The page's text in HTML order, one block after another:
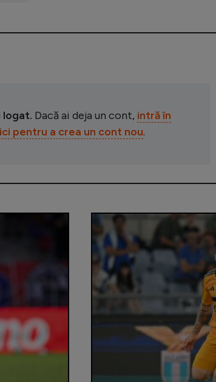
logat. Dacă ai deja un cont, intră în
pentru a crea un cont nou.